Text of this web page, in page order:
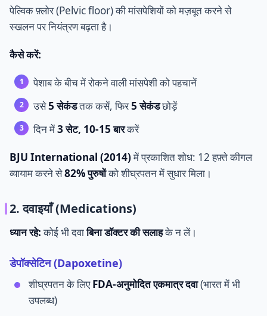
पेल्विक फ़्लोर (Pelvic floor) की मांसपेशियों को मज़बूत करने से
स्खलन पर नियंत्रण बढ़ता है।
कैसे करें:
पेशाब के बीच में रोकने वाली मांसपेशी को पहचानें
उसे5 सेकंडतक कसें, फिर5 सेकंडछोड़ें
दिन में3 सेट, 10-15 बारकरें
BJU International (2014)में प्रकाशित शोध: 12 हफ़्ते कीगल
व्यायाम करने से82% पुरुषोंको शीघ्रपतन में सुधार मिला।
2. दवाइयाँ (Medications)
ध्यान रहे:कोई भी दवाबिना डॉक्टर की सलाहके न लें।
डेपॉक्सेटिन (Dapoxetine)
शीघ्रपतन के लिएFDA-अनुमोदित एकमात्र दवा(भारत में भी
उपलब्ध)